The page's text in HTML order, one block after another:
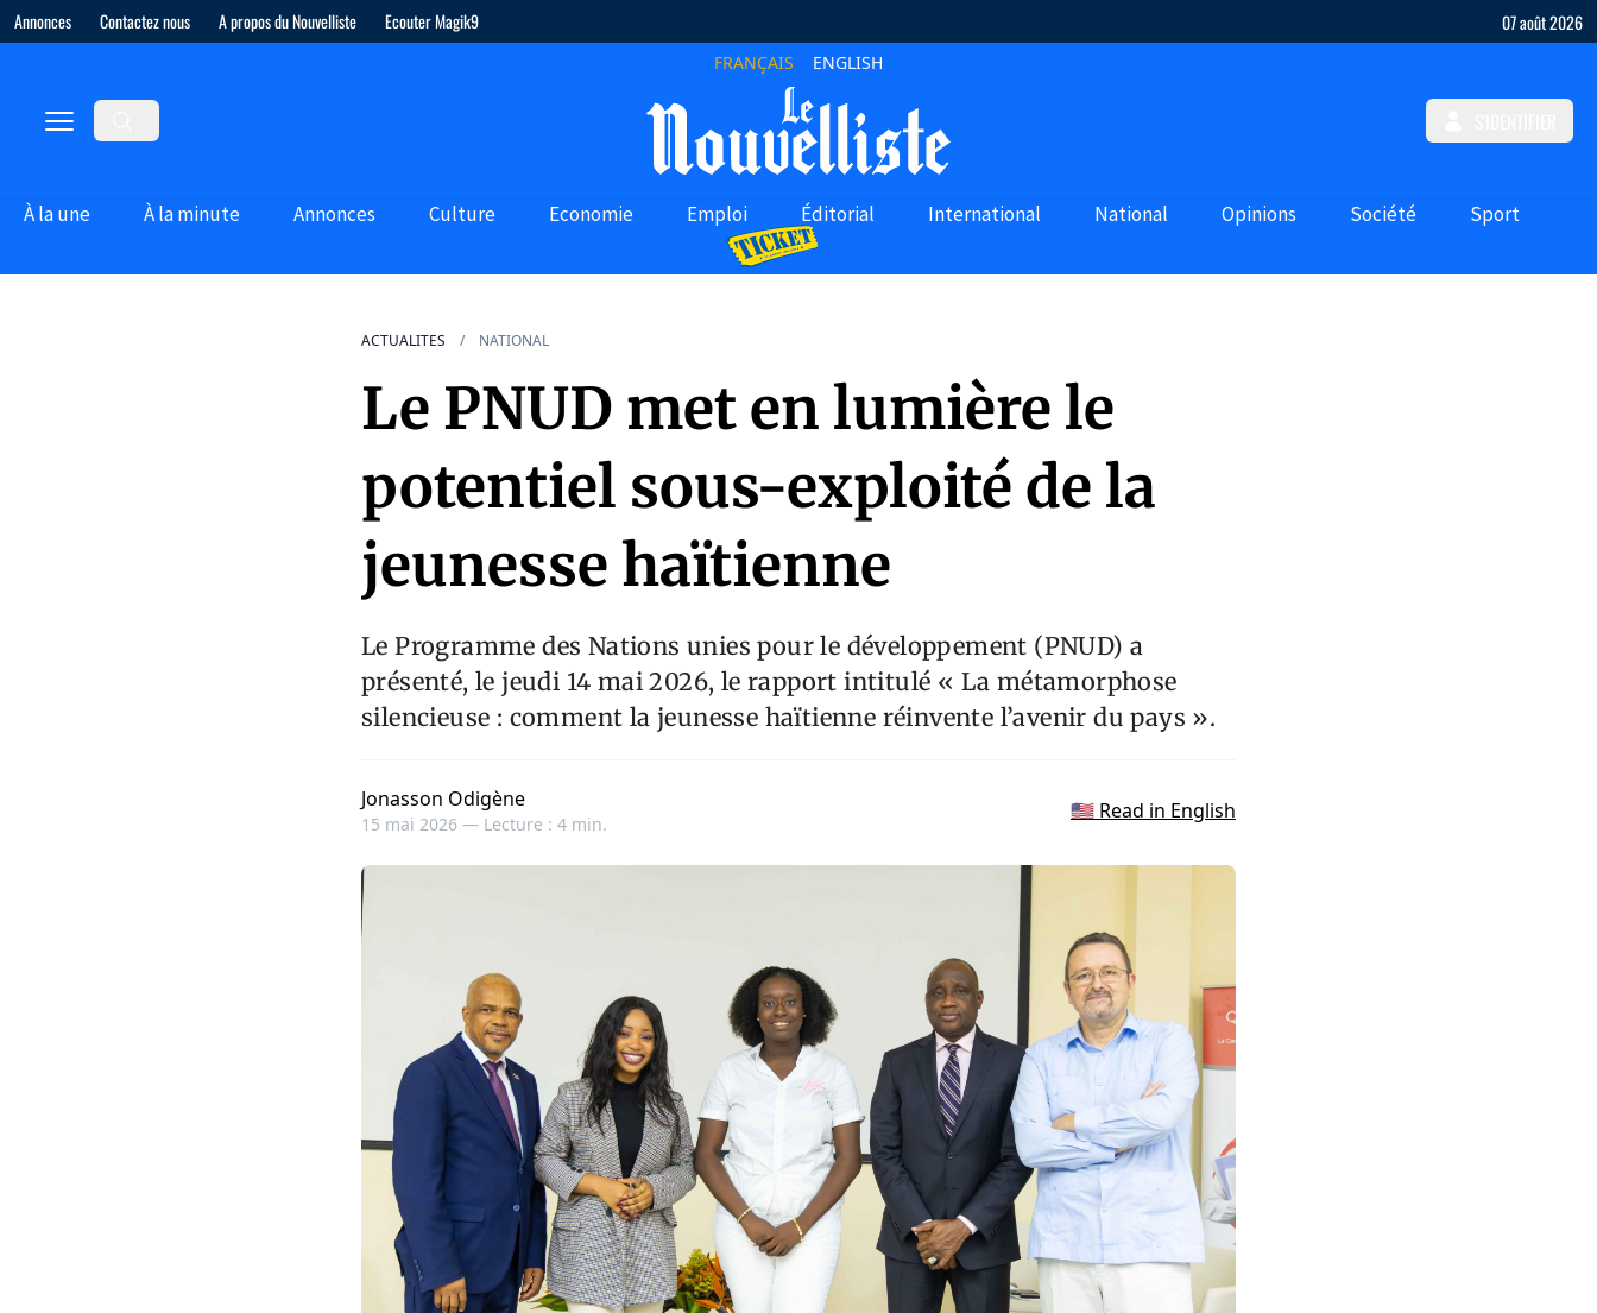
Annonces Contactez nous A propos du Nouvelliste Ecouter Magik9 07 août 2026
FRANÇAIS ENGLISH
À la une À la minute Annonces Culture Economie Emploi Éditorial International National Opinions Société Sport
ACTUALITES NATIONAL
Le PNUD met en lumière le
potentiel sous-exploité de la
jeunesse haïtienne
Le Programme des Nations unies pour le développement (PNUD) a
présenté, le jeudi 14 mai 2026, le rapport intitulé « La métamorphose
silencieuse : comment la jeunesse haïtienne réinvente l’avenir du pays ».
Jonasson Odigène
15 mai 2026 — Lecture : 4 min.
🇺🇸 Read in English